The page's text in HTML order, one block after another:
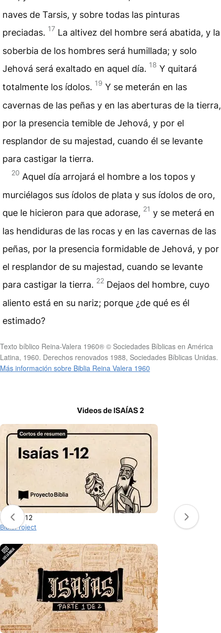
naves de Tarsis, y sobre todas las pinturas
preciadas. 17 La altivez del hombre será abatida, y la
soberbia de los hombres será humillada; y solo
Jehová será exaltado en aquel día. 18 Y quitará
totalmente los ídolos. 19 Y se meterán en las
cavernas de las peñas y en las aberturas de la tierra,
por la presencia temible de Jehová, y por el
resplandor de su majestad, cuando él se levante
para castigar la tierra.
20 Aquel día arrojará el hombre a los topos y
murciélagos sus ídolos de plata y sus ídolos de oro,
que le hicieron para que adorase, 21 y se meterá en
las hendiduras de las rocas y en las cavernas de las
peñas, por la presencia formidable de Jehová, y por
el resplandor de su majestad, cuando se levante
para castigar la tierra. 22 Dejaos del hombre, cuyo
aliento está en su nariz; porque ¿de qué es él
estimado?
Texto bíblico Reina-Valera 1960® © Sociedades Bíblicas en América
Latina, 1960. Derechos renovados 1988, Sociedades Bíblicas Unidas.
Más información sobre Biblia Reina Valera 1960
Videos de ISAÍAS 2
Isaías 1-12
BibleProject